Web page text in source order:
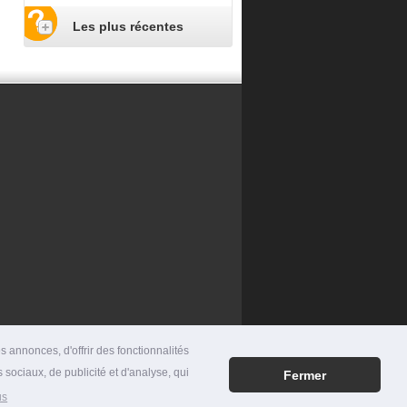
annonces, d'offrir des fonctionnalités
de publicité et d'analyse, qui
Fermer
Les plus récentes